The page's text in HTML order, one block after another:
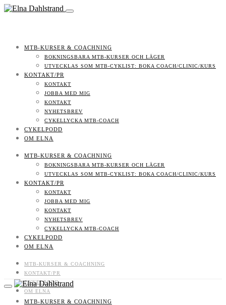
MTB-KURSER & COACHNING
BOKNINGSBARA MTB-KURSER OCH LÄGER
UTVECKLAS SOM MTB-CYKLIST: BOKA COACH/CLINIC/KURS
KONTAKT/PR
KONTAKT
JOBBA MED MIG
KONTAKT
NYHETSBREV
CYKELLYCKA MTB-COACH
CYKELPODD
OM ELNA
MTB-KURSER & COACHNING
BOKNINGSBARA MTB-KURSER OCH LÄGER
UTVECKLAS SOM MTB-CYKLIST: BOKA COACH/CLINIC/KURS
KONTAKT/PR
KONTAKT
JOBBA MED MIG
KONTAKT
NYHETSBREV
CYKELLYCKA MTB-COACH
CYKELPODD
OM ELNA
MTB-KURSER & COACHNING
KONTAKT/PR
CYKELPODD
OM ELNA
MTB-KURSER & COACHNING